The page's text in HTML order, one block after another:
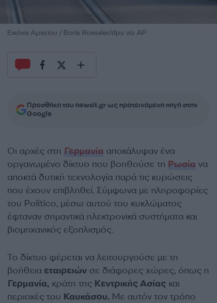
Εικόνα Αρχείου / Boris Roessler/dpa via AP
Προσθήκη του newsit.gr ως προτεινόμενη πηγή στην
Google
Οι αρχές στη Γερμανία αποκάλυψαν ένα
οργανωμένο δίκτυο που βοηθούσε τη Ρωσία να
αποκτά δυτική τεχνολογία παρά τις κυρώσεις
που έχουν επιβληθεί. Σύμφωνα με πληροφορίες
του Politico, μέσω αυτού του κυκλώματος
έφταναν σημαντικά ηλεκτρονικά συστήματα και
βιομηχανικός εξοπλισμός.
Το δίκτυο φέρεται να λειτουργούσε με τη
βοήθεια εταιρειών σε διάφορες χώρες, όπως η
Γερμανία, κράτη της Κεντρικής Ασίας και
περιοχές του Καυκάσου. Με αυτόν τον τρόπο